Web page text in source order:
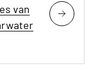
van